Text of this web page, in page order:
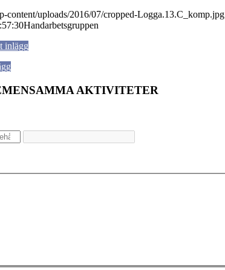
content/uploads/2016/07/cropped-Logga.13.C_komp.jpg
Handarbetsgruppen
inlägg
AKTIVITETER